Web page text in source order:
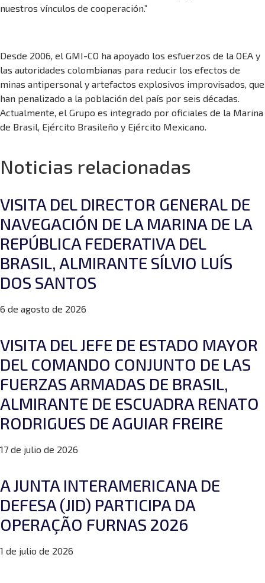
nuestros vínculos de cooperación.”
Desde 2006, el GMI-CO ha apoyado los esfuerzos de la OEA y
las autoridades colombianas para reducir los efectos de
minas antipersonal y artefactos explosivos improvisados, que
han penalizado a la población del país por seis décadas.
Actualmente, el Grupo es integrado por oficiales de la Marina
de Brasil, Ejército Brasileño y Ejército Mexicano.
Noticias relacionadas
VISITA DEL DIRECTOR GENERAL DE
NAVEGACIÓN DE LA MARINA DE LA
REPÚBLICA FEDERATIVA DEL
BRASIL, ALMIRANTE SÍLVIO LUÍS
DOS SANTOS
6 de agosto de 2026
VISITA DEL JEFE DE ESTADO MAYOR
DEL COMANDO CONJUNTO DE LAS
FUERZAS ARMADAS DE BRASIL,
ALMIRANTE DE ESCUADRA RENATO
RODRIGUES DE AGUIAR FREIRE
17 de julio de 2026
A JUNTA INTERAMERICANA DE
DEFESA (JID) PARTICIPA DA
OPERAÇÃO FURNAS 2026
1 de julio de 2026